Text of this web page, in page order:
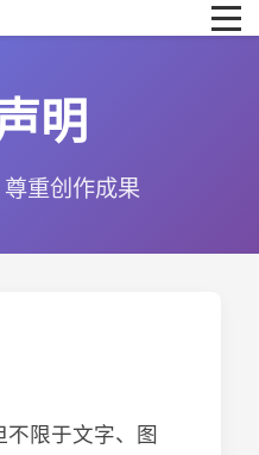
明
重创作成果
限于文字、图